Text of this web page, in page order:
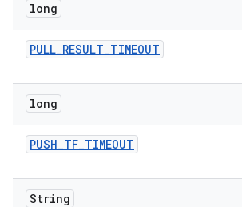
long
PULL_RESULT_TIMEOUT
long
PUSH_TF_TIMEOUT
String